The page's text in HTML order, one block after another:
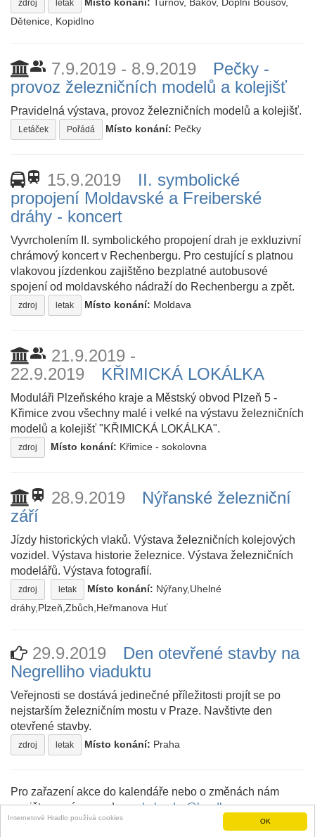
OK
Internetové Hradlo používá cookies
zdroj letak Místo konání: Turnov, Bakov, Doplní Bousov,
Dětenice, Kopidlno
people_alt 7.9.2019 - 8.9.2019
Pečky -
provoz železničních modelů a kolejišť
Pravidelná výstava, provoz železničních modelů a kolejišť.
Letáček Pořádá Místo konání: Pečky
train 15.9.2019
II. symbolické
propojení Moldavské a Freiberské
dráhy - koncert
Vyvrcholením II. symbolického propojení drah je exkluzivní
chrámový koncert v Rechenbergu. Pro cestující s platnou
vlakovou jízdenkou zajištěno bezplatné autobusové
spojení od moldavského nádraží do Rechenbergu a zpět.
zdroj letak Místo konání: Moldava
people_alt 21.9.2019 -
22.9.2019
KŘIMICKÁ LOKÁLKA
Moduláři Plzeňského kraje a Městský obvod Plzeň 5 -
Křimice zvou všechny malé i velké na výstavu železničních
modelů a kolejišť "KŘIMICKÁ LOKÁLKA".
zdroj Místo konání: Křimice - sokolovna
train 28.9.2019
Nýřanské železniční
září
Jízdy historických vlaků. Výstava železničních kolejových
vozidel. Výstava historie železnice. Výstava železničních
modelářů. Výstava fotografií.
zdroj letak Místo konání: Nýřany,Uhelné
dráhy,Plzeň,Zbůch,Heřmanova Huť
29.9.2019
Den otevřené stavby na
Negrelliho viaduktu
Veřejnosti se dostává jedinečné příležitosti projít se po
nejstarším železničním mostu v Praze. Navštivte den
otevřené stavby.
zdroj letak Místo konání: Praha
Pro zařazení akce do kalendáře nebo o změnách nám
napište prosím na adresu:kalendar@hradlo.cz.